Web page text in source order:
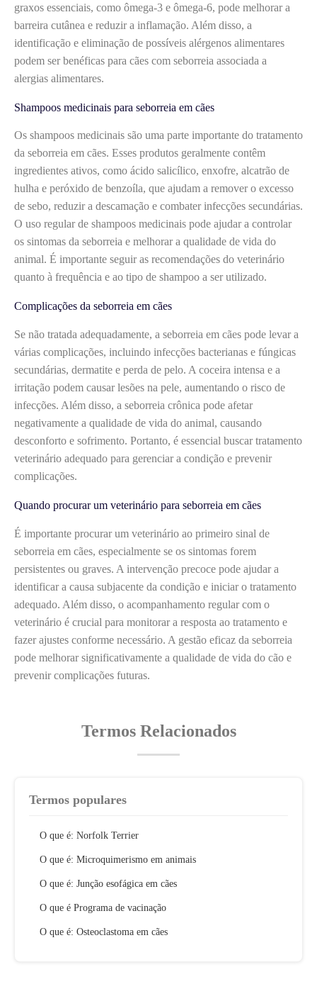
graxos essenciais, como ômega-3 e ômega-6, pode melhorar a
barreira cutânea e reduzir a inflamação. Além disso, a
identificação e eliminação de possíveis alérgenos alimentares
podem ser benéficas para cães com seborreia associada a
alergias alimentares.
Shampoos medicinais para seborreia em cães
Os shampoos medicinais são uma parte importante do tratamento
da seborreia em cães. Esses produtos geralmente contêm
ingredientes ativos, como ácido salicílico, enxofre, alcatrão de
hulha e peróxido de benzoíla, que ajudam a remover o excesso
de sebo, reduzir a descamação e combater infecções secundárias.
O uso regular de shampoos medicinais pode ajudar a controlar
os sintomas da seborreia e melhorar a qualidade de vida do
animal. É importante seguir as recomendações do veterinário
quanto à frequência e ao tipo de shampoo a ser utilizado.
Complicações da seborreia em cães
Se não tratada adequadamente, a seborreia em cães pode levar a
várias complicações, incluindo infecções bacterianas e fúngicas
secundárias, dermatite e perda de pelo. A coceira intensa e a
irritação podem causar lesões na pele, aumentando o risco de
infecções. Além disso, a seborreia crônica pode afetar
negativamente a qualidade de vida do animal, causando
desconforto e sofrimento. Portanto, é essencial buscar tratamento
veterinário adequado para gerenciar a condição e prevenir
complicações.
Quando procurar um veterinário para seborreia em cães
É importante procurar um veterinário ao primeiro sinal de
seborreia em cães, especialmente se os sintomas forem
persistentes ou graves. A intervenção precoce pode ajudar a
identificar a causa subjacente da condição e iniciar o tratamento
adequado. Além disso, o acompanhamento regular com o
veterinário é crucial para monitorar a resposta ao tratamento e
fazer ajustes conforme necessário. A gestão eficaz da seborreia
pode melhorar significativamente a qualidade de vida do cão e
prevenir complicações futuras.
Termos Relacionados
Termos populares
O que é: Norfolk Terrier
O que é: Microquimerismo em animais
O que é: Junção esofágica em cães
O que é Programa de vacinação
O que é: Osteoclastoma em cães